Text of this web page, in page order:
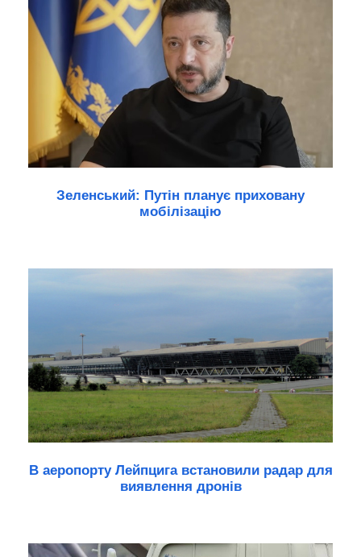
Зеленський: Путін планує приховану
мобілізацію
В аеропорту Лейпцига встановили радар для
виявлення дронів